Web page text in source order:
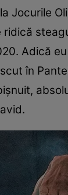
Jocurile
ridică
Adică
în